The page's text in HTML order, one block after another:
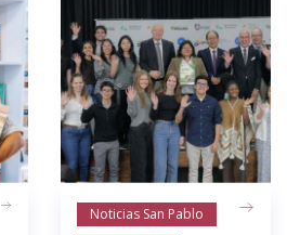
Noticias San Pablo